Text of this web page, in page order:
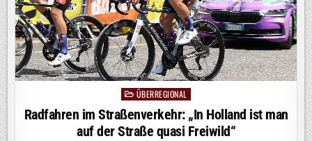
Posted
in
ÜBERREGIONAL
Radfahren im Straßenverkehr: „In Holland ist man
auf der Straße quasi Freiwild“